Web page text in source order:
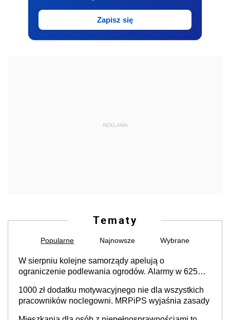
Zapisz się
REKLAMA
Tematy
Popularne Najnowsze Wybrane
W sierpniu kolejne samorządy apelują o
ograniczenie podlewania ogrodów. Alarmy w 625
cały kraj
1000 zł dodatku motywacyjnego nie dla wszystkich
pracowników noclegowni. MRPiPS wyjaśnia zasady